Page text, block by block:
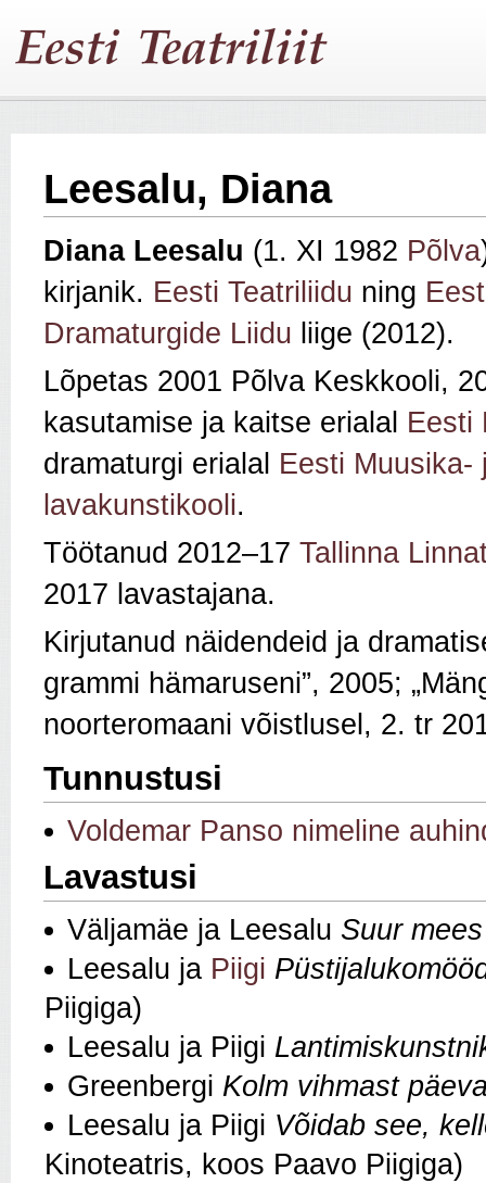
Leesalu, Diana
Diana Leesalu (1. XI 1982 Põlva
kirjanik. Eesti Teatriliidu ning
Dramaturgide Liidu liige (2012).
Lõpetas 2001 Põlva Keskkooli,
kasutamise ja kaitse erialal Eesti
dramaturgi erialal Eesti Muusika-
lavakunstikooli.
Töötanud 2012–17 Tallinna
2017 lavastajana.
Kirjutanud näidendeid ja
grammi hämaruseni”, 2005;
noorteromaani võistlusel, 2. tr
Tunnustusi
Voldemar Panso nimeline
Lavastusi
Väljamäe ja Leesalu Suur
Leesalu ja Piigi
Piigiga)
Leesalu ja Piigi
Greenbergi Kolm vihmast
Leesalu ja Piigi Võidab see,
Kinoteatris, koos Paavo Piigiga)